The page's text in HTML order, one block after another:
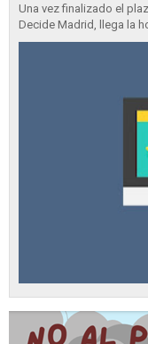
Una vez finalizado el
Decide Madrid, llega la